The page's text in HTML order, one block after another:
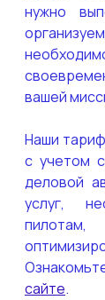
нужно
вашей
Наши
с учетом
деловой
услуг,
сайте.